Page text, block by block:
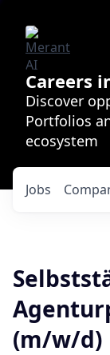
Careers
Discover
Portfolios
ecosystem
Jobs
(m/w/d)